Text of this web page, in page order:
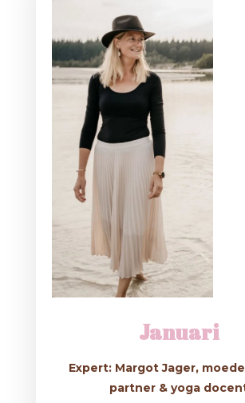
Januari
Expert: Margot Jager,
partner & yoga